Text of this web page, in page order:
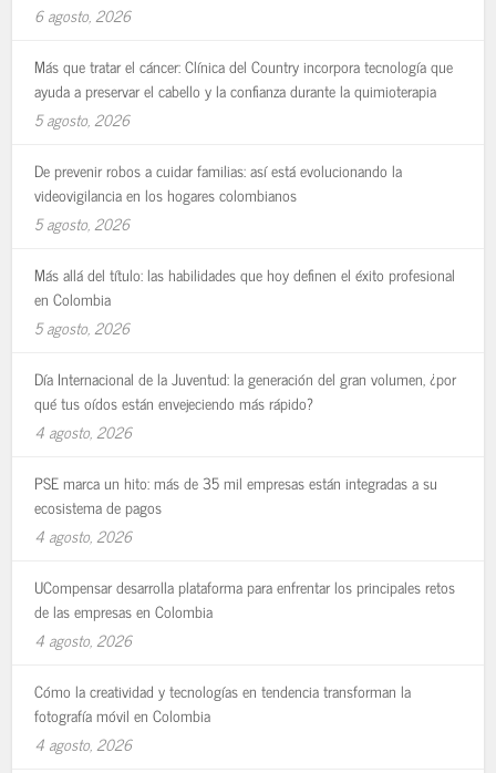
6 agosto, 2026
Más que tratar el cáncer: Clínica del Country incorpora tecnología que
ayuda a preservar el cabello y la confianza durante la quimioterapia
5 agosto, 2026
De prevenir robos a cuidar familias: así está evolucionando la
videovigilancia en los hogares colombianos
5 agosto, 2026
Más allá del título: las habilidades que hoy definen el éxito profesional
en Colombia
5 agosto, 2026
Día Internacional de la Juventud: la generación del gran volumen, ¿por
qué tus oídos están envejeciendo más rápido?
4 agosto, 2026
PSE marca un hito: más de 35 mil empresas están integradas a su
ecosistema de pagos
4 agosto, 2026
UCompensar desarrolla plataforma para enfrentar los principales retos
de las empresas en Colombia
4 agosto, 2026
Cómo la creatividad y tecnologías en tendencia transforman la
fotografía móvil en Colombia
4 agosto, 2026